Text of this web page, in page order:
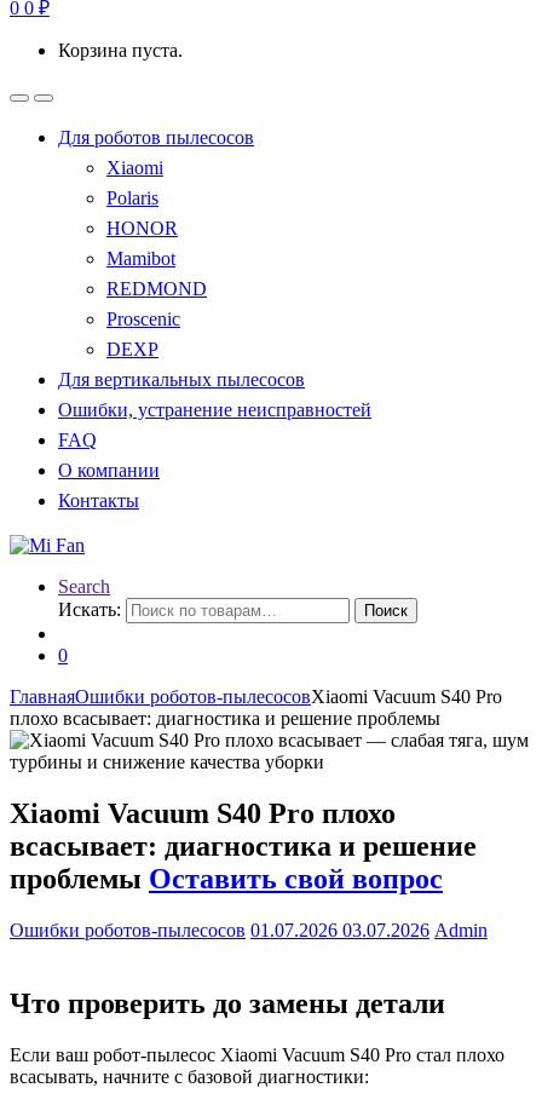
0 0 ₽
Корзина пуста.
Для роботов пылесосов
Xiaomi
Polaris
HONOR
Mamibot
REDMOND
Proscenic
DEXP
Для вертикальных пылесосов
Ошибки, устранение неисправностей
FAQ
О компании
Контакты
Search
Искать:
Поиск
0
ГлавнаяОшибки роботов-пылесосовXiaomi Vacuum S40 Pro
плохо всасывает: диагностика и решение проблемы
Xiaomi Vacuum S40 Pro плохо
всасывает: диагностика и решение
проблемы Оставить свой вопрос
Ошибки роботов-пылесосов 01.07.2026 03.07.2026 Admin
Что проверить до замены детали
Если ваш робот-пылесос Xiaomi Vacuum S40 Pro стал плохо
всасывать, начните с базовой диагностики: